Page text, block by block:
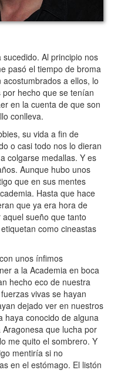
Al principio nos
pasó el tiempo de broma
a ellos, lo
hecho que se tenían
en la cuenta de que son
conlleva.
su vida a fin de
o casi todo nos lo dieran
colgarse medallas. Y es
Aunque hubo unos
que en sus mentes
Hasta que hace
que ya era hora de
sueño que tanto
como cineastas
unos ínfimos
a la Academia en boca
hecho eco de nuestra
vivas se hayan
dejado ver en nuestros
haya conocido de alguna
que lucha por
me quito el sombrero. Y
mentiría si no
en el estómago. El listón